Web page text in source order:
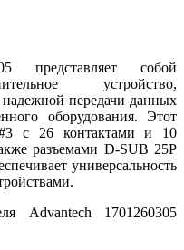
представляет собой
устройство,
надежной передачи данных
оборудования. Этот
с 26 контактами и 10
разъемами D-SUB 25P
универсальность
Advantech 1701260305